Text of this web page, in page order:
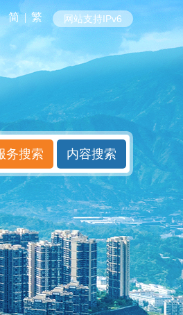
简 | 繁 网站支持IPv6